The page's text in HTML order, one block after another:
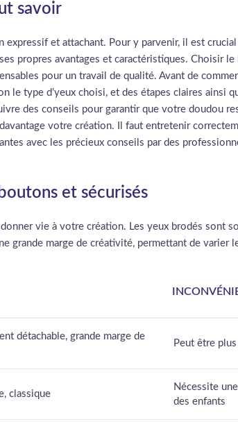
savoir
et attachant. Pour y parvenir, il est
propres avantages et caractéristiques. Choisir
pour un travail de qualité. Avant de
type d’yeux choisi, et des étapes claires ainsi
des conseils pour garantir que votre doudou
votre création. Il faut entretenir
avec les précieux conseils par des
et sécurisés
vie à votre création. Les yeux brodés sont
grande marge de créativité, permettant de varier
détachable, grande marge de
Peut être
classique
Nécessite
des enfants